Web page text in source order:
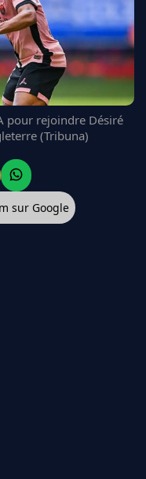
pour rejoindre Désiré
(Tribuna)
sur Google